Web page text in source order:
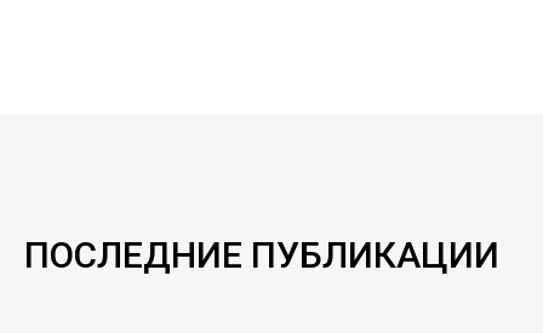
ПОСЛЕДНИЕ ПУБЛИКАЦИИ